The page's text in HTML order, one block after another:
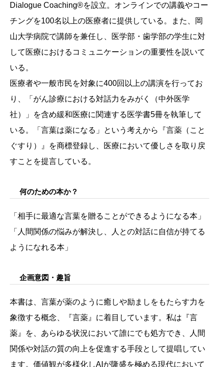
Dialogue Coaching®を設立。オンラインでの講義やコー
チングを100名以上の医療者に提供している。また、岡
山大学病院で講師を兼任し、医学部・歯学部の学生に対
して医療におけるコミュニケーションの重要性を説いて
いる。
医療者や一般市民を対象に400回以上の講演を行ってお
り、「がん診療における対話力をみがく（中外医学
社）」を含め緩和医療に関連する医学書5冊を執筆して
いる。「言葉は薬になる」という考えから『言薬（こと
ぐすり）』を商標登録し、医療において優しさを取り戻
すことを提言している。
何のための本か？
「相手に最適な言葉を贈ることができるようになる本」
「人間関係の悩みが解決し、人との対話に自信が持てる
ようになれる本」
企画意図・趣旨
本書は、言葉が薬のように癒しや励ましをもたらす力を
象徴する概念、『言薬』に着目しています。私は『言
薬』を、あらゆる状況において誰にでも処方でき、人間
関係や対話の質の向上を促進する手段として提唱してい
ます。価値観が多様化しAIが隆盛を極める現代において